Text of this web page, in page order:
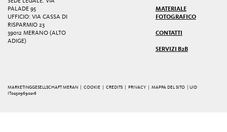
PALADE 95
UFFICIO: VIA CASSA DI
RISPARMIO 23
39012 MERANO (ALTO
ADIGE)
MATERIALE
FOTOGRAFICO
CONTATTI
SERVIZI B2B
MARKETINGGESELLSCHAFT MERAN | COOKIE |CREDITS PRIVACY |MAPPA DEL SITO
| UID
IT02509690216